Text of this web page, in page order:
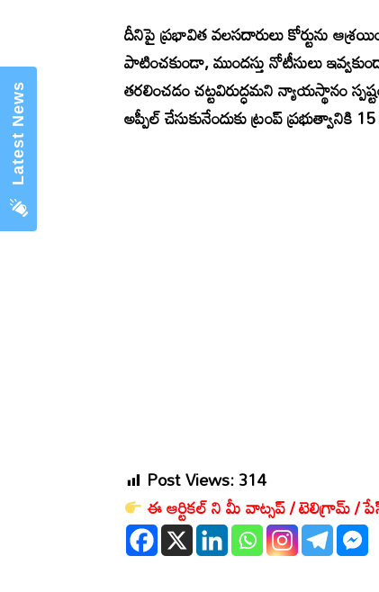
దీనిపై ప్రభావిత వలసదారులు కోర్టును
పాటించకుండా, ముందస్తు నోటీసులు
తరలించడం చట్టవిరుద్ధమని న్యాయస్థానం
అప్పీల్‌ చేసుకునేందుకు ట్రంప్‌ ప్రభుత్వానికి
Post Views:314
ఈ ఆర్టికల్ ని మీ వాట్సప్ / టెలిగ్రామ్ /